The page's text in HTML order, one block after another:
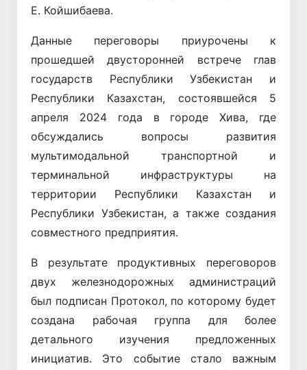
Е. Койшибаева.
Данные переговоры приурочены к
прошедшей двусторонней встрече глав
государств Республики Узбекистан и
Республики Казахстан, состоявшейся 5
апреля 2024 года в городе Хива, где
обсуждались вопросы развития
мультимодальной транспортной и
терминальной инфраструктуры на
территории Республики Казахстан и
Республики Узбекистан, а также создания
совместного предприятия.
В результате продуктивных переговоров
двух железнодорожных администраций
был подписан Протокол, по которому будет
создана рабочая группа для более
детального изучения предложенных
инициатив. Это событие стало важным